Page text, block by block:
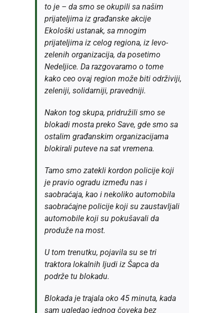
to je – da smo se okupili sa našim
prijateljima iz građanske akcije
Ekološki ustanak, sa mnogim
prijateljima iz celog regiona, iz levo-
zelenih organizacija, da posetimo
Nedeljice. Da razgovaramo o tome
kako ceo ovaj region može biti održiviji,
zeleniji, solidarniji, pravedniji.
Nakon tog skupa, pridružili smo se
blokadi mosta preko Save, gde smo sa
ostalim građanskim organizacijama
blokirali puteve na sat vremena.
Tamo smo zatekli kordon policije koji
je pravio ogradu između nas i
saobraćaja, kao i nekoliko automobila
saobraćajne policije koji su zaustavljali
automobile koji su pokušavali da
produže na most.
U tom trenutku, pojavila su se tri
traktora lokalnih ljudi iz Šapca da
podrže tu blokadu.
Blokada je trajala oko 45 minuta, kada
sam ugledao jednog čoveka bez